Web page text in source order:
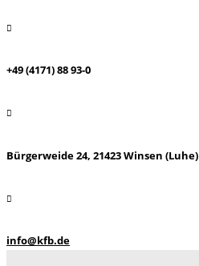
+49 (4171) 88 93-0
Bürgerweide 24, 21423 Winsen (Luhe)
info@kfb.de